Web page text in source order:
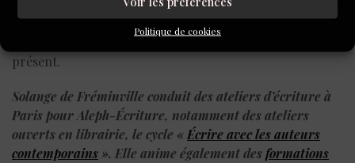
Politique de cookies
Errance pour rester anonyme. Errance dans les
méandres de sa mémoire perdue qui clignote, avec la
présent.
Solange de Fréminville conduit des ateliers d’écriture à
Paris pour Aleph-Écriture, notamment des ateliers
ouverts en librairie, le cycle « Écrire avec les auteurs
contemporains ». Elle anime également desformations